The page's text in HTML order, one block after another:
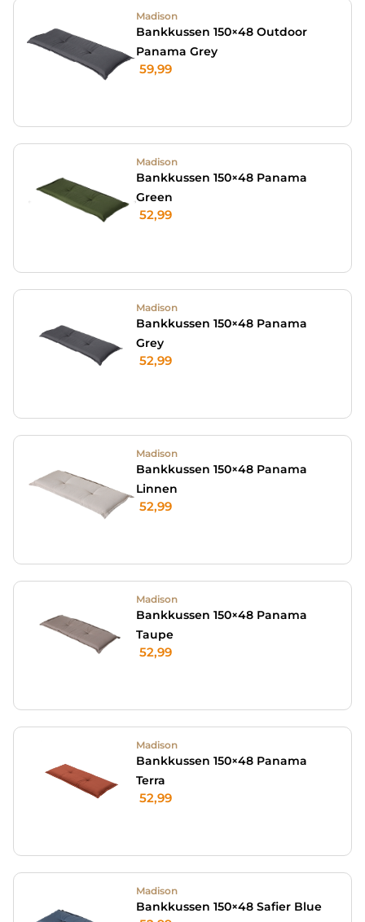
Madison
Bankkussen 150×48 Outdoor
Panama Grey
59,99
Madison
Bankkussen 150×48 Panama
Green
52,99
Madison
Bankkussen 150×48 Panama
Grey
52,99
Madison
Bankkussen 150×48 Panama
Linnen
52,99
Madison
Bankkussen 150×48 Panama
Taupe
52,99
Madison
Bankkussen 150×48 Panama
Terra
52,99
Madison
Bankkussen 150×48 Safier Blue